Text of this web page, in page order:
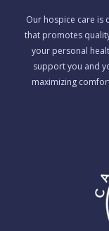
Our hospice care is
that promotes
your personal
support you and
maximizing